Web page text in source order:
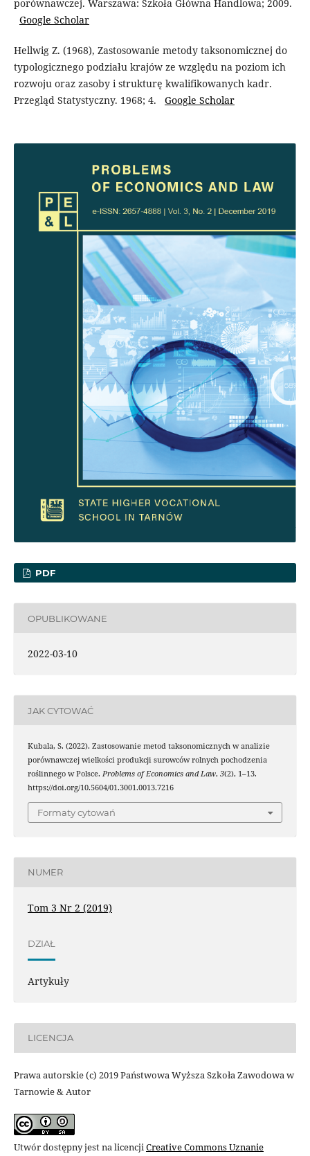
porównawczej. Warszawa: Szkoła Główna Handlowa; 2009.
Google Scholar
Hellwig Z. (1968), Zastosowanie metody taksonomicznej do
typologicznego podziału krajów ze względu na poziom ich
rozwoju oraz zasoby i strukturę kwalifikowanych kadr.
Przegląd Statystyczny. 1968; 4. Google Scholar
PDF
OPUBLIKOWANE
2022-03-10
JAK CYTOWAĆ
Kubala, S. (2022). Zastosowanie metod taksonomicznych w analizie
porównawczej wielkości produkcji surowców rolnych pochodzenia
roślinnego w Polsce. Problems of Economics and Law, 3(2), 1–13.
https://doi.org/10.5604/01.3001.0013.7216
Formaty cytowań
NUMER
Tom 3 Nr 2 (2019)
DZIAŁ
Artykuły
LICENCJA
Prawa autorskie (c) 2019 Państwowa Wyższa Szkoła Zawodowa w
Tarnowie & Autor
Utwór dostępny jest na licencjiCreative Commons Uznanie